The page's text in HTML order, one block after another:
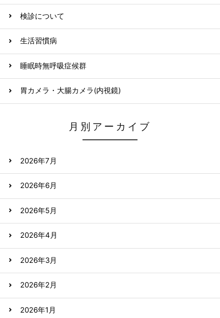
検診について
生活習慣病
睡眠時無呼吸症候群
胃カメラ・大腸カメラ(内視鏡)
月別アーカイブ
2026年7月
2026年6月
2026年5月
2026年4月
2026年3月
2026年2月
2026年1月